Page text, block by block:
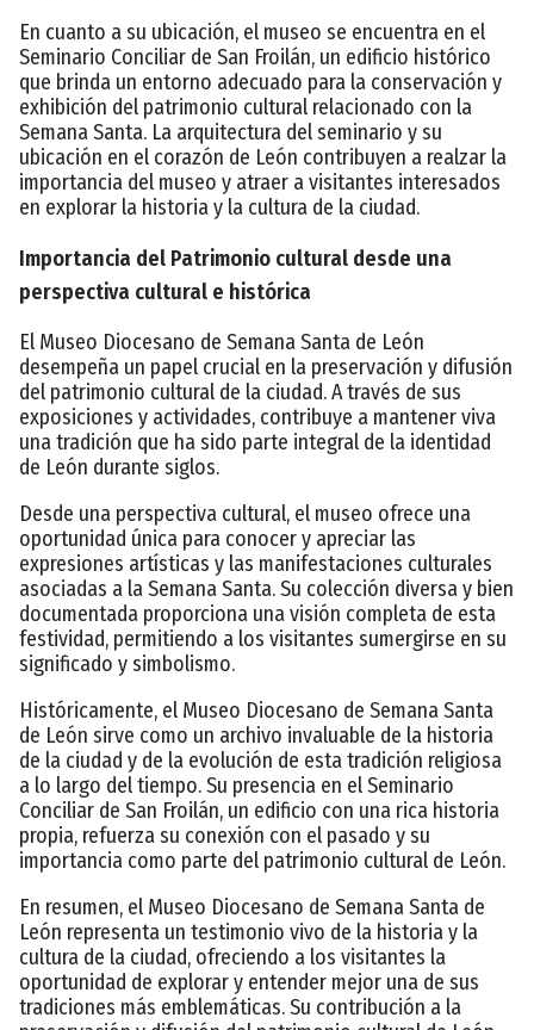
En cuanto a su ubicación, el museo se encuentra en el
Seminario Conciliar de San Froilán, un edificio histórico
que brinda un entorno adecuado para la conservación y
exhibición del patrimonio cultural relacionado con la
Semana Santa. La arquitectura del seminario y su
ubicación en el corazón de León contribuyen a realzar la
importancia del museo y atraer a visitantes interesados
en explorar la historia y la cultura de la ciudad.
Importancia del Patrimonio cultural desde una
perspectiva cultural e histórica
El Museo Diocesano de Semana Santa de León
desempeña un papel crucial en la preservación y difusión
del patrimonio cultural de la ciudad. A través de sus
exposiciones y actividades, contribuye a mantener viva
una tradición que ha sido parte integral de la identidad
de León durante siglos.
Desde una perspectiva cultural, el museo ofrece una
oportunidad única para conocer y apreciar las
expresiones artísticas y las manifestaciones culturales
asociadas a la Semana Santa. Su colección diversa y bien
documentada proporciona una visión completa de esta
festividad, permitiendo a los visitantes sumergirse en su
significado y simbolismo.
Históricamente, el Museo Diocesano de Semana Santa
de León sirve como un archivo invaluable de la historia
de la ciudad y de la evolución de esta tradición religiosa
a lo largo del tiempo. Su presencia en el Seminario
Conciliar de San Froilán, un edificio con una rica historia
propia, refuerza su conexión con el pasado y su
importancia como parte del patrimonio cultural de León.
En resumen, el Museo Diocesano de Semana Santa de
León representa un testimonio vivo de la historia y la
cultura de la ciudad, ofreciendo a los visitantes la
oportunidad de explorar y entender mejor una de sus
tradiciones más emblemáticas. Su contribución a la